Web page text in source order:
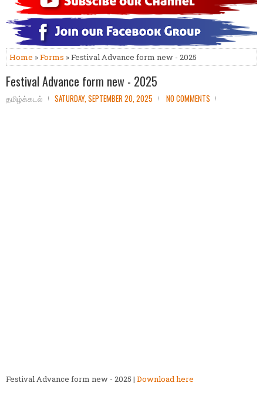
Home »Forms » Festival Advance form new - 2025
Festival Advance form new - 2025
தமிழ்க்கடல் SATURDAY, SEPTEMBER 20, 2025 NO COMMENTS
Festival Advance form new - 2025 | Download here